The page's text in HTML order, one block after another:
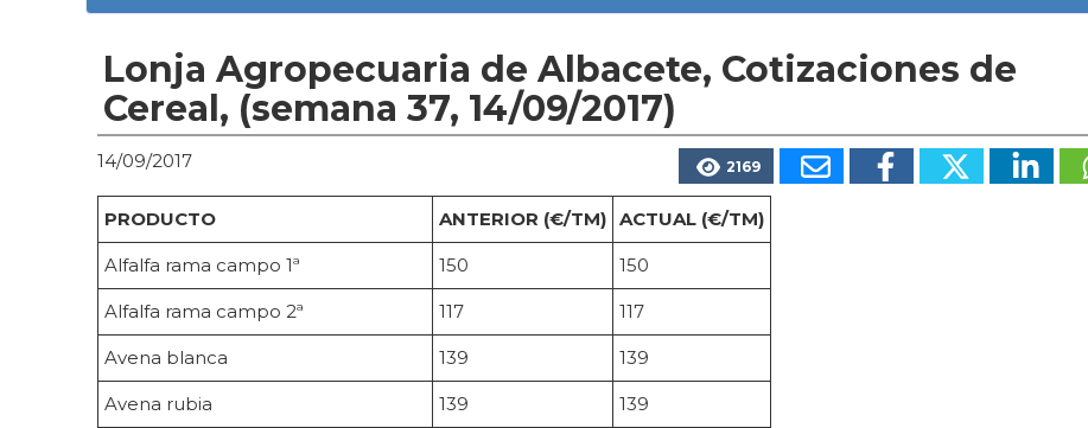
Lonja Agropecuaria de Albacete, Cotizaciones de
Cereal, (semana 37, 14/09/2017)
14/09/2017 2169
PRODUCTO ANTERIOR (€/TM) ACTUAL (€/TM)
Alfalfa rama campo 1ª 150 150
Alfalfa rama campo 2ª 117 117
Avena blanca 139 139
Avena rubia 139 139